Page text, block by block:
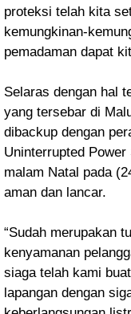
proteksi telah kita
kemungkinan-
pemadaman dapat
Selaras dengan hal
yang tersebar di
dibackup dengan
Uninterrupted
malam Natal pada
aman dan lancar.
“Sudah merupakan
kenyamanan
siaga telah kami
lapangan dengan